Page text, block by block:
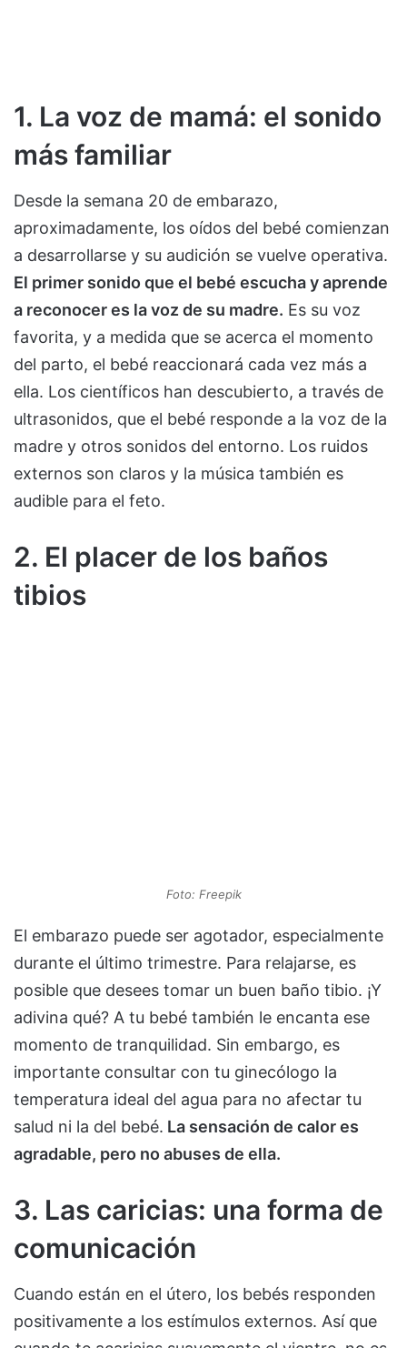
1. La voz de mamá: el sonido
más familiar
Desde la semana 20 de embarazo,
aproximadamente, los oídos del bebé comienzan
a desarrollarse y su audición se vuelve operativa.
El primer sonido que el bebé escucha y aprende
a reconocer es la voz de su madre. Es su voz
favorita, y a medida que se acerca el momento
del parto, el bebé reaccionará cada vez más a
ella. Los científicos han descubierto, a través de
ultrasonidos, que el bebé responde a la voz de la
madre y otros sonidos del entorno. Los ruidos
externos son claros y la música también es
audible para el feto.
2. El placer de los baños
tibios
Foto: Freepik
El embarazo puede ser agotador, especialmente
durante el último trimestre. Para relajarse, es
posible que desees tomar un buen baño tibio. ¡Y
adivina qué? A tu bebé también le encanta ese
momento de tranquilidad. Sin embargo, es
importante consultar con tu ginecólogo la
temperatura ideal del agua para no afectar tu
salud ni la del bebé. La sensación de calor es
agradable, pero no abuses de ella.
3. Las caricias: una forma de
comunicación
Cuando están en el útero, los bebés responden
positivamente a los estímulos externos. Así que